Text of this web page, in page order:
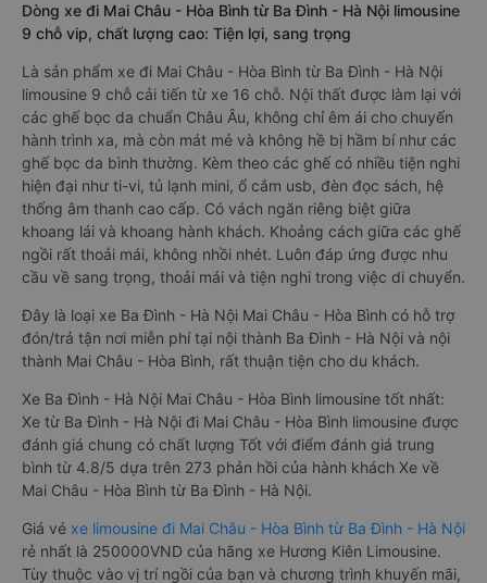
Dòng xe đi Mai Châu - Hòa Bình từ Ba Đình - Hà Nội limousine
9 chỗ vip, chất lượng cao: Tiện lợi, sang trọng
Là sản phẩm xe đi Mai Châu - Hòa Bình từ Ba Đình - Hà Nội
limousine 9 chỗ cải tiến từ xe 16 chỗ. Nội thất được làm lại với
các ghế bọc da chuẩn Châu Âu, không chỉ êm ái cho chuyến
hành trình xa, mà còn mát mẻ và không hề bị hầm bí như các
ghế bọc da bình thường. Kèm theo các ghế có nhiều tiện nghi
hiện đại như ti-vi, tủ lạnh mini, ổ cắm usb, đèn đọc sách, hệ
thống âm thanh cao cấp. Có vách ngăn riêng biệt giữa
khoang lái và khoang hành khách. Khoảng cách giữa các ghế
ngồi rất thoải mái, không nhồi nhét. Luôn đáp ứng được nhu
cầu về sang trọng, thoải mái và tiện nghi trong việc di chuyển.
Đây là loại xe Ba Đình - Hà Nội Mai Châu - Hòa Bình có hỗ trợ
đón/trả tận nơi miễn phí tại nội thành Ba Đình - Hà Nội và nội
thành Mai Châu - Hòa Bình, rất thuận tiện cho du khách.
Xe Ba Đình - Hà Nội Mai Châu - Hòa Bình limousine tốt nhất:
Xe từ Ba Đình - Hà Nội đi Mai Châu - Hòa Bình limousine được
đánh giá chung có chất lượng Tốt với điểm đánh giá trung
bình từ 4.8/5 dựa trên 273 phản hồi của hành khách Xe về
Mai Châu - Hòa Bình từ Ba Đình - Hà Nội.
Giá vé xe limousine đi Mai Châu - Hòa Bình từ Ba Đình - Hà Nội
rẻ nhất là 250000VND của hãng xe Hương Kiên Limousine.
Tùy thuộc vào vị trí ngồi của bạn và chương trình khuyến mãi,